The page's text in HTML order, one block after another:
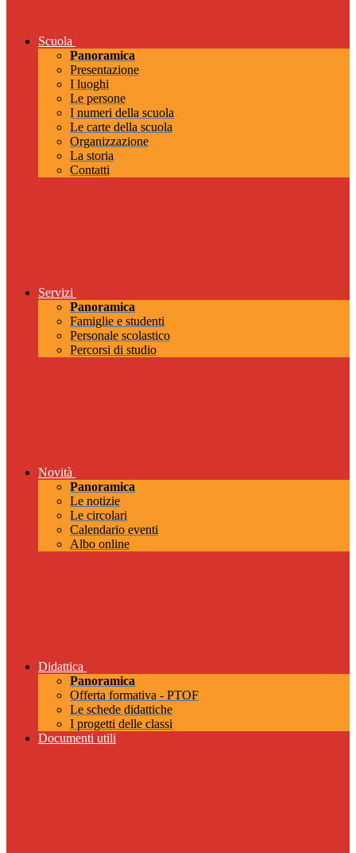
Scuola
Panoramica
Presentazione
I luoghi
Le persone
I numeri della scuola
Le carte della scuola
Organizzazione
La storia
Contatti
Servizi
Panoramica
Famiglie e studenti
Personale scolastico
Percorsi di studio
Novità
Panoramica
Le notizie
Le circolari
Calendario eventi
Albo online
Didattica
Panoramica
Offerta formativa - PTOF
Le schede didattiche
I progetti delle classi
Documenti utili